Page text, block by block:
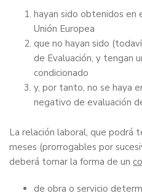
hayan sido obtenidos en
Unión Europea
que no hayan sido
de Evaluación, y tengan
condicionado
y, por tanto, no se haya
negativo de evaluación
La relación laboral, que podrá
meses (prorrogables por
deberá tomar la forma de un
de obra o servicio